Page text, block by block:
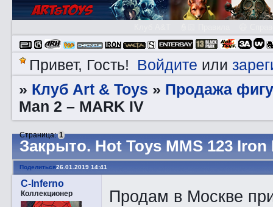
Привет, Гость! Войдите или
» Клуб Art & Toys » Продажа
Man 2 – MARK IV
Закрытo. Hot Toys MMS 123 Iron
Страница:1
Поделиться26.01.2019 14:41
C-Inferno
Коллекционер
Продам в Москве